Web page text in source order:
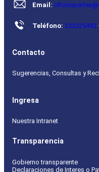
Email:
Teléfono: 233225492
Contacto
Sugerencias, Consultas y
Ingresa
Nuestra Intranet
Transparencia
Gobierno transparente
Declaraciones de Interes o